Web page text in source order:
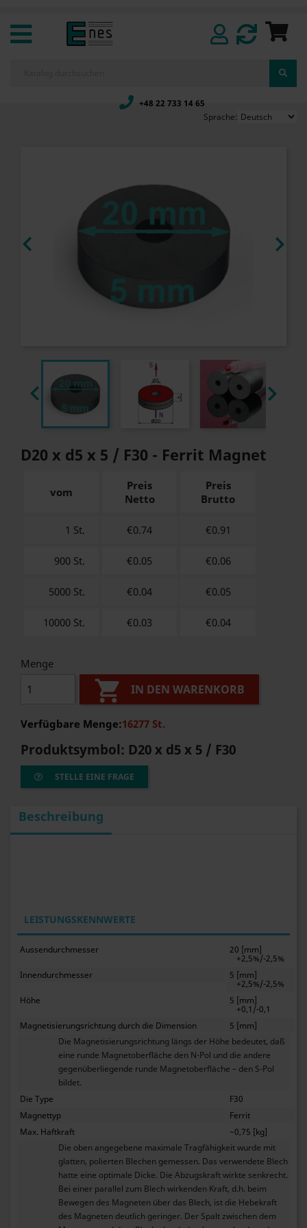
+48 22 733 14 65
Sprache:
 
 
D20 x d5 x 5 / F30 - Ferrit Magnet
vom
Preis
Netto
Preis
Brutto
1 St. €0.74 €0.91
900 St. €0.05 €0.06
5000 St. €0.04 €0.05
10000 St. €0.03 €0.04
Menge
 IN DEN WARENKORB
Verfügbare Menge:16277 St.
Produktsymbol: D20 x d5 x 5 / F30
STELLE EINE FRAGE
Beschreibung
LEISTUNGSKENNWERTE
Aussendurchmesser 20 [mm]
+2,5%/-2,5%
Innendurchmesser
5 [mm]
+2,5%/-2,5%
Höhe
5 [mm]
+0,1/-0,1
Magnetisierungsrichtung durch die Dimension
5 [mm]
Die Magnetisierungsrichtung längs der Höhe bedeutet, daß
eine runde Magnetoberfläche den N-Pol und die andere
gegenüberliegende runde Magnetoberfläche – den S-Pol
bildet.
Die Type
F30
Magnettyp
Ferrit
Max. Haftkraft
~0,75 [kg]
Die oben angegebene maximale Tragfähigkeit wurde mit
glatten, polierten Blechen gemessen. Das verwendete Blech
hatte eine optimale Dicke. Die Abzugskraft wirkte senkrecht.
Bei einer parallel zum Blech wirkenden Kraft, d.h. beim
Bewegen des Magneten über das Blech, ist die Hebekraft
des Magneten deutlich geringer. Der Spalt zwischen dem